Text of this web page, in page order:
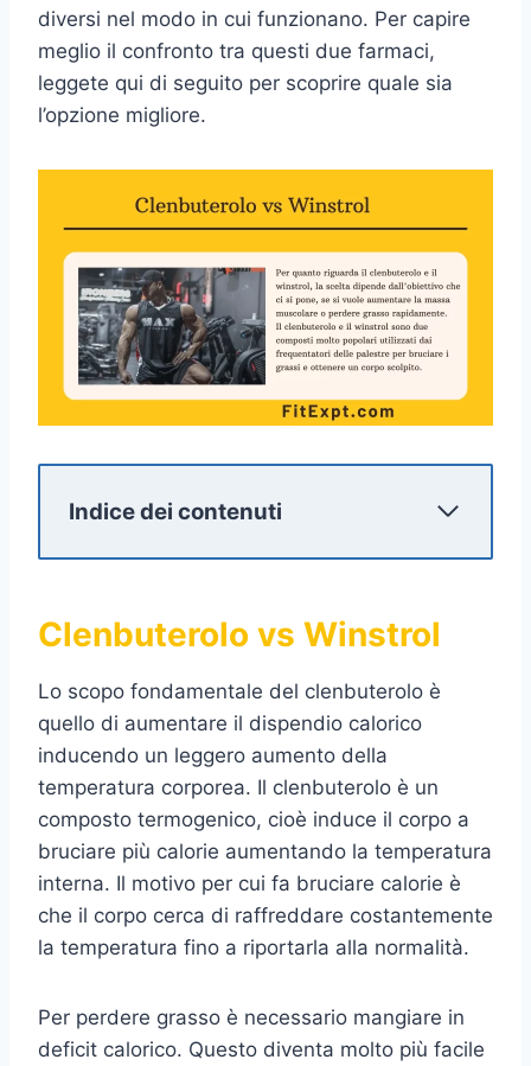
diversi nel modo in cui funzionano. Per capire
meglio il confronto tra questi due farmaci,
leggete qui di seguito per scoprire quale sia
l’opzione migliore.
Indice dei contenuti
Clenbuterolo vs Winstrol
Lo scopo fondamentale del clenbuterolo è
quello di aumentare il dispendio calorico
inducendo un leggero aumento della
temperatura corporea. Il clenbuterolo è un
composto termogenico, cioè induce il corpo a
bruciare più calorie aumentando la temperatura
interna. Il motivo per cui fa bruciare calorie è
che il corpo cerca di raffreddare costantemente
la temperatura fino a riportarla alla normalità.
Per perdere grasso è necessario mangiare in
deficit calorico. Questo diventa molto più facile